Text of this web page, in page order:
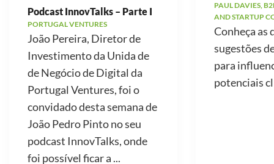
Podcast InnovTalks – Parte I
PORTUGAL VENTURES
João Pereira, Diretor de
Investimento da Unida de
de Negócio de Digital da
Portugal Ventures, foi o
convidado desta semana de
João Pedro Pinto no seu
podcast InnovTalks, onde
foi possível ficar a ...
PAUL DAVIES,
AND STARTUP
Conheça as
sugestões
para
potenciais